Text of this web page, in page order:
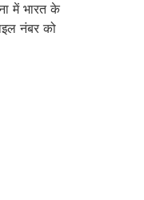
में भारत के
नंबर को